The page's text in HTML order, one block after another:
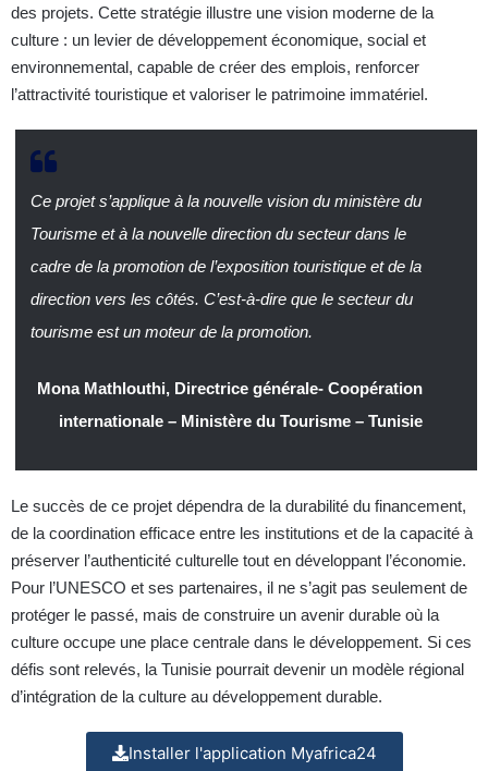
des projets. Cette stratégie illustre une vision moderne de la
culture : un levier de développement économique, social et
environnemental, capable de créer des emplois, renforcer
l’attractivité touristique et valoriser le patrimoine immatériel.
Ce projet s’applique à la nouvelle vision du ministère du
Tourisme et à la nouvelle direction du secteur dans le
cadre de la promotion de l’exposition touristique et de la
direction vers les côtés. C’est-à-dire que le secteur du
tourisme est un moteur de la promotion.
Mona Mathlouthi, Directrice générale- Coopération
internationale – Ministère du Tourisme – Tunisie
Le succès de ce projet dépendra de la durabilité du financement,
de la coordination efficace entre les institutions et de la capacité à
préserver l’authenticité culturelle tout en développant l’économie.
Pour l’UNESCO et ses partenaires, il ne s’agit pas seulement de
protéger le passé, mais de construire un avenir durable où la
culture occupe une place centrale dans le développement. Si ces
défis sont relevés, la Tunisie pourrait devenir un modèle régional
d’intégration de la culture au développement durable.
Installer l'application Myafrica24